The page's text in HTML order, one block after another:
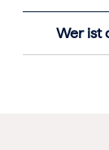
Wer ist